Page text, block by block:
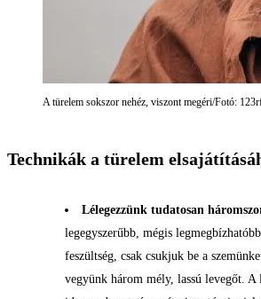
A türelem sokszor nehéz, viszont megéri/Fotó:
Technikák a türelem
Lélegezzünk tudatosan
legegyszerűbb, mégis
feszültség, csak csukjuk be a
vegyünk három mély, lassú levegőt. A